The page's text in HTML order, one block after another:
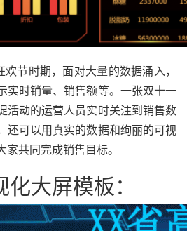
节时期，面对大量的数据涌入，
实时销量、销售额等。一张双十一
活动的运营人员实时关注到销售数
还可以用真实的数据和绚丽的可视
共同完成销售目标。
大屏模板：